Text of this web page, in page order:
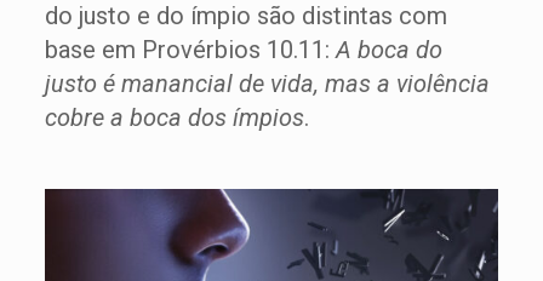
do justo e do ímpio são distintas com
base em Provérbios 10.11:A boca do
justo é manancial de vida, mas a violência
cobre a boca dos ímpios.